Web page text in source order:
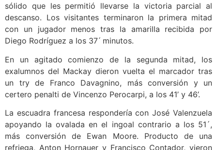
sólido que les permitió llevarse la victoria parcial al
descanso. Los visitantes terminaron la primera mitad
con un jugador menos tras la amarilla recibida por
Diego Rodríguez a los 37 ́ minutos.
En un agitado comienzo de la segunda mitad, los
exalumnos del Mackay dieron vuelta el marcador tras
un try de Franco Davagnino, más conversión y un
certero penalti de Vincenzo Perocarpi, a los 41’ y 46’.
La escuadra francesa respondería con José Valenzuela
apoyando la ovalada en el ingoal contrario a los 51´,
más conversión de Ewan Moore. Producto de una
refriega, Anton Hornauer y Francisco Contador, vieron